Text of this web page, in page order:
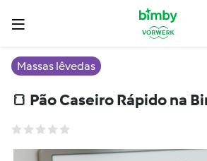
Massas lêvedas
🍞 Pão Caseiro Rápido na